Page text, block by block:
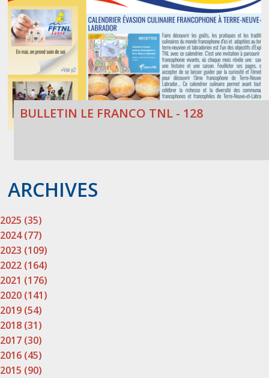
BULLETIN LE FRANCO TNL - 128
ARCHIVES
2025 (35)
2024 (77)
2023 (109)
2022 (164)
2021 (176)
2020 (141)
2019 (54)
2018 (31)
2017 (30)
2016 (45)
2015 (90)